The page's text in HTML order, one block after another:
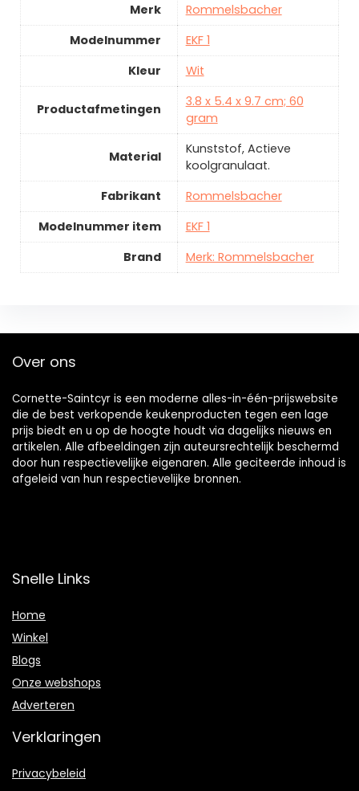
Merk
Rommelsbacher
Modelnummer
EKF 1
Kleur
Wit
Productafmetingen
3.8 x 5.4 x 9.7 cm; 60
gram
Material
Kunststof, Actieve
koolgranulaat.
Fabrikant
Rommelsbacher
Modelnummer item
EKF 1
Brand
Merk: Rommelsbacher
Over ons
Cornette-Saintcyr is een moderne alles-in-één-prijswebsite
die de best verkopende keukenproducten tegen een lage
prijs biedt en u op de hoogte houdt via dagelijks nieuws en
artikelen. Alle afbeeldingen zijn auteursrechtelijk beschermd
door hun respectievelijke eigenaren. Alle geciteerde inhoud is
afgeleid van hun respectievelijke bronnen.
Snelle Links
Home
Winkel
Blogs
Onze webshops
Adverteren
Verklaringen
Privacybeleid